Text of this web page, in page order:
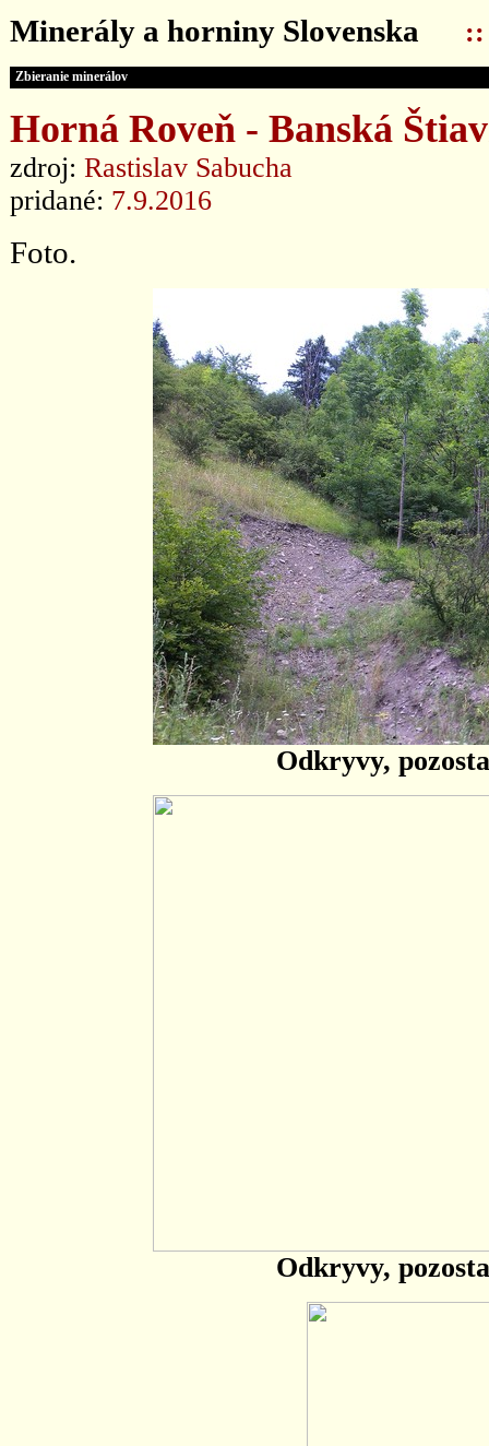
Minerály a horniny Slovenska ::
Zbieranie minerálov
Horná Roveň - Banská
zdroj: Rastislav Sabucha
pridané: 7.9.2016
Foto.
Odkryvy,
Odkryvy,